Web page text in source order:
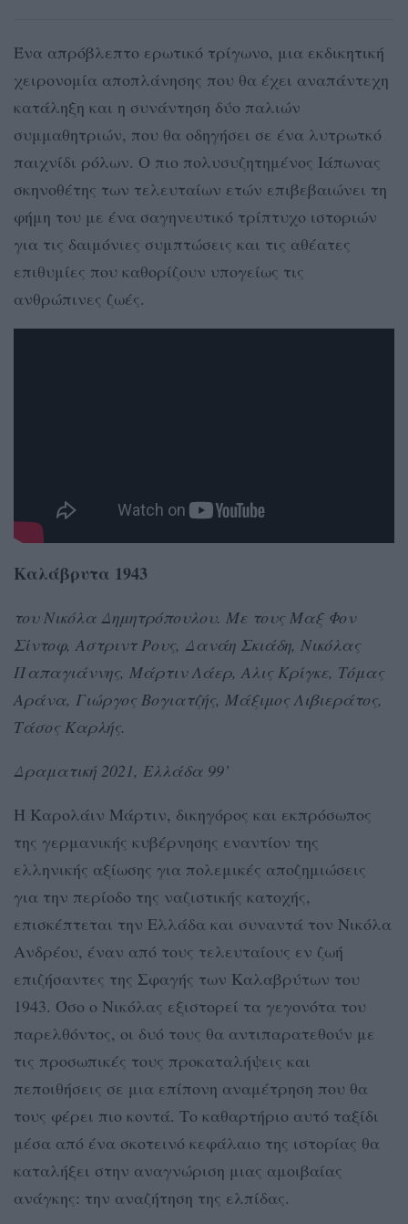
Ένα απρόβλεπτο ερωτικό τρίγωνο, μια εκδικητική
χειρονομία αποπλάνησης που θα έχει αναπάντεχη
κατάληξη και η συνάντηση δύο παλιών
συμμαθητριών, που θα οδηγήσει σε ένα λυτρωτκό
παιχνίδι ρόλων. Ο πιο πολυσυζητημένος Ιάπωνας
σκηνοθέτης των τελευταίων ετών επιβεβαιώνει τη
φήμη του με ένα σαγηνευτικό τρίπτυχο ιστοριών
για τις δαιμόνιες συμπτώσεις και τις αθέατες
επιθυμίες που καθορίζουν υπογείως τις
ανθρώπινες ζωές.
Καλάβρυτα 1943
του Νικόλα Δημητρόπουλου. Με τους Μαξ Φον
Σίντοφ, Αστριντ Ρους, Δανάη Σκιάδη, Νικόλας
Παπαγιάννης, Μάρτιν Λάερ, Αλις Κρίγκε, Τόμας
Αράνα, Γιώργος Βογιατζής, Μάξιμος Λιβιεράτος,
Τάσος Καρλής.
Δραματική 2021, Ελλάδα 99’
Η Καρολάιν Μάρτιν, δικηγόρος και εκπρόσωπος
της γερμανικής κυβέρνησης εναντίον της
ελληνικής αξίωσης για πολεμικές αποζημιώσεις
για την περίοδο της ναζιστικής κατοχής,
επισκέπτεται την Ελλάδα και συναντά τον Νικόλα
Ανδρέου, έναν από τους τελευταίους εν ζωή
επιζήσαντες της Σφαγής των Καλαβρύτων του
1943. Όσο ο Νικόλας εξιστορεί τα γεγονότα του
παρελθόντος, οι δυό τους θα αντιπαρατεθούν με
τις προσωπικές τους προκαταλήψεις και
πεποιθήσεις σε μια επίπονη αναμέτρηση που θα
τους φέρει πιο κοντά. Το καθαρτήριο αυτό ταξίδι
μέσα από ένα σκοτεινό κεφάλαιο της ιστορίας θα
καταλήξει στην αναγνώριση μιας αμοιβαίας
ανάγκης: την αναζήτηση της ελπίδας.